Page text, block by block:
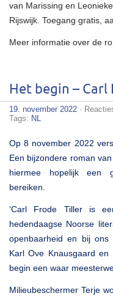
van Marissing en
Rijswijk. Toegang gratis,
Meer informatie over de
Het begin –
19. november 2022 ·
Tags: NL
Op 8 november 2022
Een bijzondere roman
hiermee hopelijk een
bereiken.
‘Carl Frode Tiller is
hedendaagse Noorse
openbaarheid en bij ons
Karl Ove Knausgaard
begin een waar
Milieubeschermer Terje